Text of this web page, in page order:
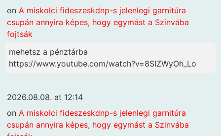
on A miskolci fideszeskdnp-s jelenlegi garnitúra
csupán annyira képes, hogy egymást a Szinvába
fojtsák
mehetsz a pénztárba
https://www.youtube.com/watch?v=8SIZWyOh_Lo
2026.08.08. at 12:14
on A miskolci fideszeskdnp-s jelenlegi garnitúra
csupán annyira képes, hogy egymást a Szinvába